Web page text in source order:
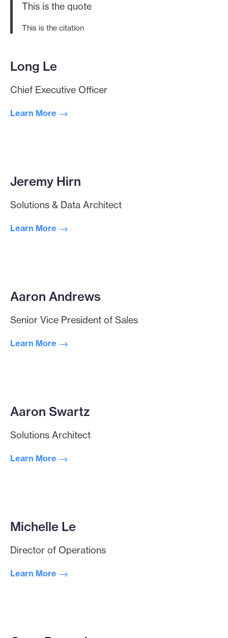
This is the quote
This is the citation
Long Le
Chief Executive Officer
Learn More
Jeremy Hirn
Solutions & Data Architect
Learn More
Aaron Andrews
Senior Vice President of Sales
Learn More
Aaron Swartz
Solutions Architect
Learn More
Michelle Le
Director of Operations
Learn More